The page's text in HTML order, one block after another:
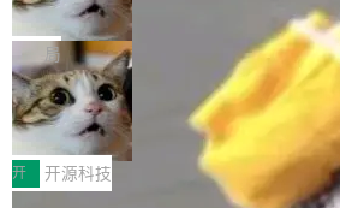
（<a href="https://bugzilla.mozilla.org/
bug.cgi?id=204...
orkers 跑了十年 Isolate。用 CEO
nce 的话说：「我们一生都在用 Isolate
码，而 AI Agent 不需要容器，它们需要
late。」 容器为什么不合适 容器的问题在
和销毁都太重了。一个 Agent 要执行的任
只需要几毫秒的 CPU 时间，但容器从冷
就绪要花数秒。如果未来有十...
诉讼，称“Apple is getting this wron
g”
上个月，苹果一纸诉状把 OpenAI 告上法
控其挖角苹果前员工并窃取商业秘密。苹
状把 OpenAI 描述成一个系统性地从前东
人、套取机密信息的对手。 OpenAI 没发
函，也没选择庭外沉默。它在官网贴了一
文，标题只有六个字：Apple is getting
ng。 然后，它把邮件往来和 iMessage 聊
局
HUAWEI MatePad Edge上架WorkBu
ddy鸿蒙PC版，说话就能干活的AI办
搭子
全能AI工作台WorkBuddy鸿蒙PC版上架
I MatePad Edge应用市场，直接下载即可
用，与鸿蒙电脑上的体验一致。值得一提
开 开源科技